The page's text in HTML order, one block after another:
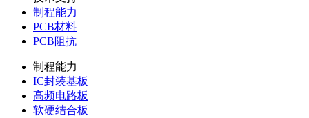
制程能力
PCB材料
PCB阻抗
制程能力
IC封装基板
高频电路板
软硬结合板